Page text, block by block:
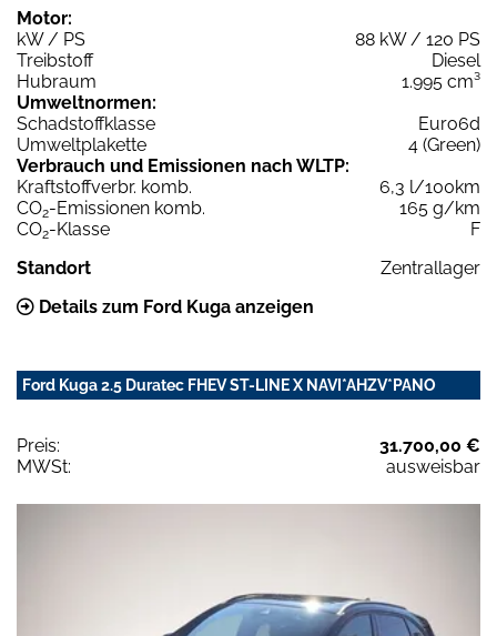
Motor:
kW / PS
88 kW / 120 PS
Treibstoff
Diesel
Hubraum
1.995 cm³
Umweltnormen:
Schadstoffklasse
Euro6d
Umweltplakette
4 (Green)
Verbrauch und Emissionen nach WLTP:
Kraftstoffverbr. komb.
6,3 l/100km
CO2-Emissionen komb.
165 g/km
CO2-Klasse
F
Standort
Zentrallager
Details zum Ford Kuga anzeigen
Ford Kuga 2.5 Duratec FHEV ST-LINE X NAVI*AHZV*PANO
Preis:
31.700,00 €
MWSt:
ausweisbar